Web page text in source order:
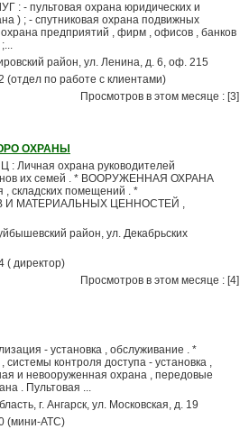
- пультовая охрана юридических и
) ; - спутниковая охрана подвижных
предприятий , фирм , офисов , банков
район, ул. Ленина, д. 6, оф. 215
по работе с клиентами)
Просмотров в этом месяце : [3]
ОХРАНЫ
охрана руководителей
их семей . * ВООРУЖЕННАЯ ОХРАНА
складских помещений . *
МАТЕРИАЛЬНЫХ ЦЕННОСТЕЙ ,
район, ул. Декабрьских
( директор)
Просмотров в этом месяце : [4]
- установка , обслуживание . *
контроля доступа - установка ,
и невооруженная охрана , передовые
. Пультовая ...
г. Ангарск, ул. Московская, д. 19
(мини-АТС)